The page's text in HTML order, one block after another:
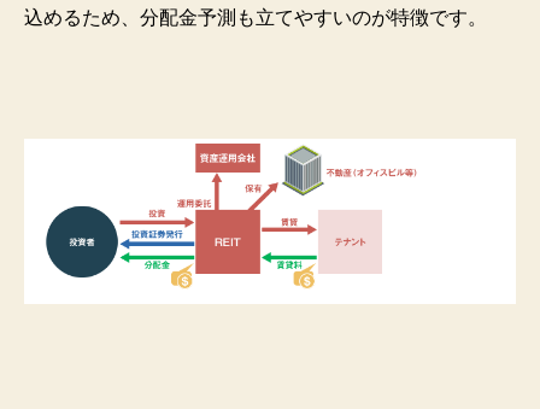
込めるため、分配金予測も立てやすいのが特徴です。